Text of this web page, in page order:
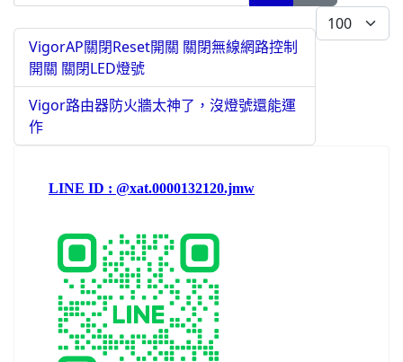
每頁顯示條數
VigorAP關閉Reset開關 關閉無線網路控制
開關 關閉LED燈號
Vigor路由器防火牆太神了，沒燈號還能運
作